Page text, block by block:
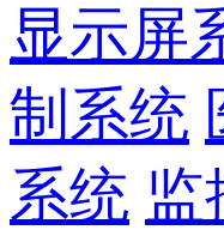
显示屏
制系统
系统 监